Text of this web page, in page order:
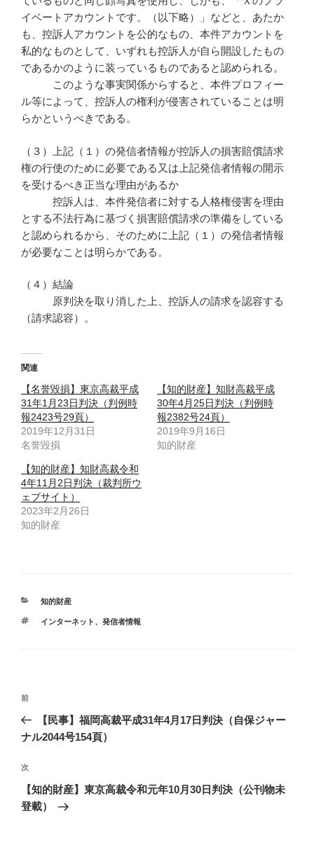
イベートアカウントです。（以下略）」などと、あたか
も、控訴人アカウントを公的なもの、本件アカウントを
私的なものとして、いずれも控訴人が自ら開設したもの
であるかのように装っているものであると認められる。
このような事実関係からすると、本件プロフィー
ル等によって、控訴人の権利が侵害されていることは明
らかというべきである。
（３）上記（１）の発信者情報が控訴人の損害賠償請求
権の行使のために必要である又は上記発信者情報の開示
を受けるべき正当な理由があるか
控訴人は、本件発信者に対する人格権侵害を理由
とする不法行為に基づく損害賠償請求の準備をしている
と認められるから、そのために上記（１）の発信者情報
が必要なことは明らかである。
（４）結論
原判決を取り消した上、控訴人の請求を認容する
（請求認容）。
関連
【名誉毀損】東京高裁平成
31年1月23日判決（判例時
報2423号29頁）
2019年12月31日
名誉毀損
【知的財産】知財高裁平成
30年4月25日判決（判例時
報2382号24頁）
2019年9月16日
知的財産
【知的財産】知財高裁令和
4年11月2日判決（裁判所ウ
ェブサイト）
2023年2月26日
知的財産
カ
ゴ
知的財産
タ
インターネット 、 発信者情報
投
ナ
ゲ
ー
シ
前
の
投
前
【民事】福岡高裁平成31年4月17日判決（自保ジャー
ナル2044号154頁）
次
の
投
次
【知的財産】東京高裁令和元年10月30日判決（公刊物未
登載）